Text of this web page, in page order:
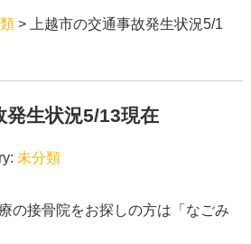
> 上越市の交通事故発生状況5/1
発生状況5/13現在
未分類
の接骨院をお探しの方は「なごみ